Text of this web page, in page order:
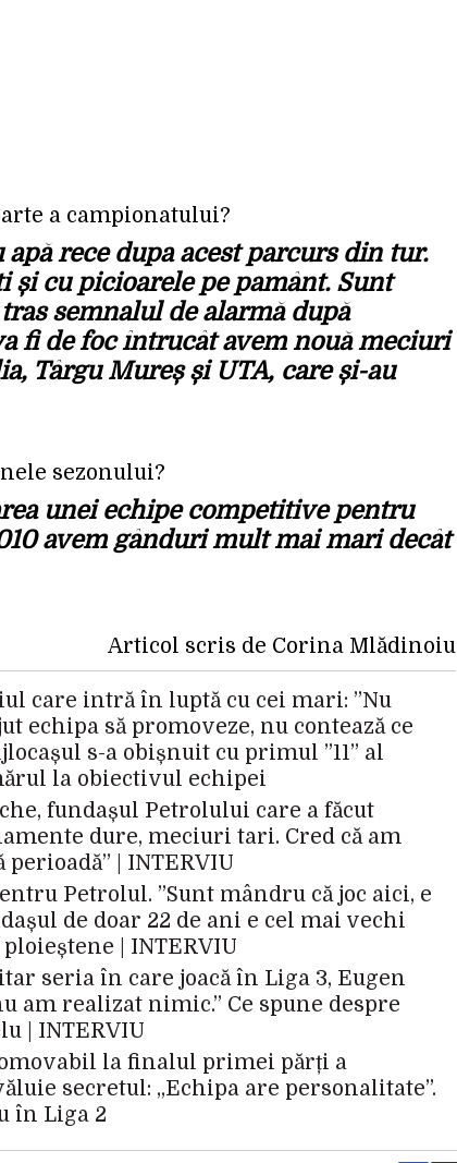
a campionatului?
rece dupa acest parcurs din tur.
și cu picioarele pe pamânt. Sunt
semnalul de alarmă după
fi de foc întrucât avem nouă meciuri
Târgu Mureș și UTA, care și-au
sezonului?
unei echipe competitive pentru
avem gânduri mult mai mari decât
Articol scris de Corina Mlădinoiu
care intră în luptă cu cei mari: ”Nu
echipa să promoveze, nu contează ce
s-a obișnuit cu primul ”11” al
la obiectivul echipei
fundașul Petrolului care a făcut
dure, meciuri tari. Cred că am
| INTERVIU
Petrolul. ”Sunt mândru că joc aici, e
de doar 22 de ani e cel mai vechi
| INTERVIU
seria în care joacă în Liga 3, Eugen
am realizat nimic.” Ce spune despre
| INTERVIU
la finalul primei părți a
secretul: „Echipa are personalitate”.
în Liga 2